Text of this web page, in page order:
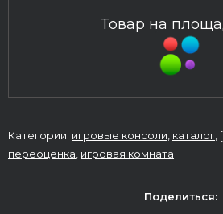
Товар на
Категории: игровые консоли каталог
переоценка игровая комната
Поделиться: